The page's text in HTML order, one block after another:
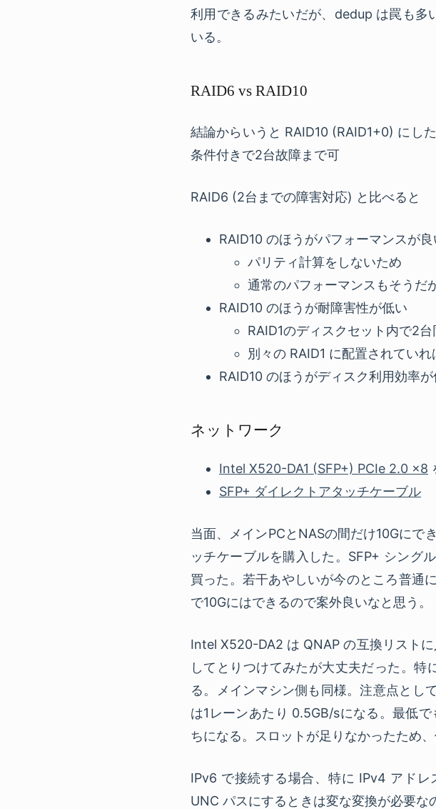
利用できるみたいだが、dedup は罠も多
いる。
RAID6 vs RAID10
結論からいうと RAID10 (RAID1+0) にし
条件付きで2台故障まで可
RAID6 (2台までの障害対応) と比べると
RAID10 のほうがパフォーマンスが良
パリティ計算をしないため
通常のパフォーマンスもそうだ
RAID10 のほうが耐障害性が低い
RAID1のディスクセット内で2
別々の RAID1 に配置されてい
RAID10 のほうがディスク利用効率
ネットワーク
Intel X520-DA1 (SFP+) PCIe 2.0 x8
SFP+ ダイレクトアタッチケーブル
当面、メインPCとNASの間だけ10Gにで
ッチケーブルを購入した。SFP+ シング
買った。若干あやしいが今のところ普通
で10Gにはできるので案外良いなと思う。
Intel X520-DA2 は QNAP の互換リスト
してとりつけてみたが大丈夫だった。
る。メインマシン側も同様。注意点とし
は1レーンあたり 0.5GB/sになる。最低
ちになる。スロットが足りなかったため
IPv6 で接続する場合、特に IPv4 アド
UNC パスにするときは変な変換が必要